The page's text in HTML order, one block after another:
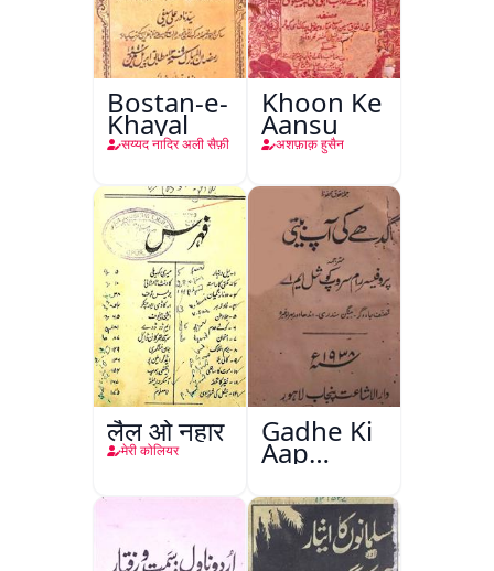
Bostan-e-
Khayal
सय्यद नादिर अली सैफ़ी
Khoon Ke
Aansu
अशफ़ाक़ हुसैन
लैल ओ नहार
मेरी कोलियर
Gadhe Ki
Aap
Beetee